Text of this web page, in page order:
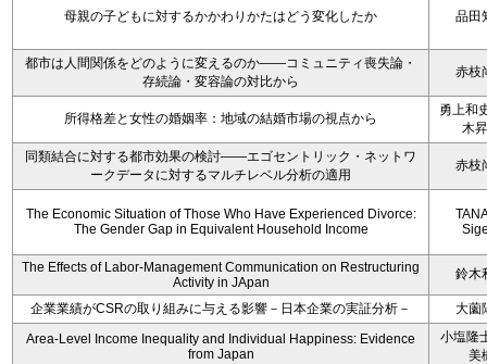
母親の子どもに対するかかわりかたはどう変化したか 品田
都市は人間関係をどのように変えるのか――コミュニティ喪失論・
存続論・変容論の対比から
赤枝
所得格差と女性の婚姻率：地域の結婚市場の視点から
勇上和
木
同類結合に対する都市効果の検討――エゴセントリック・ネットワ
ークデータに対するマルチレベル分析の適用
赤枝
The Economic Situation of Those Who Have Experienced Divorce:
The Gender Gap in Equivalent Household Income
The Effects of Labor-Management Communication on Restructuring
Activity in JApan
鈴木
企業業績がCSRの取り組みに与える影響－日本企業の実証分析－
大薗
Area-Level Income Inequality and Individual Happiness: Evidence
from Japan
小塩隆
美